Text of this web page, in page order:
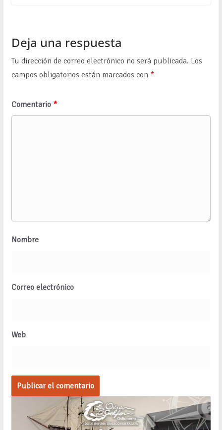
Deja una respuesta
Tu dirección de correo electrónico no será publicada. Los
campos obligatorios están marcados con *
Comentario *
Nombre
Correo electrónico
Web